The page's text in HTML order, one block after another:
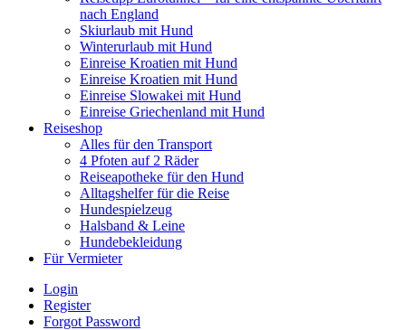
nach England
Skiurlaub mit Hund
Winterurlaub mit Hund
Einreise Kroatien mit Hund
Einreise Kroatien mit Hund
Einreise Slowakei mit Hund
Einreise Griechenland mit Hund
Reiseshop
Alles für den Transport
4 Pfoten auf 2 Räder
Reiseapotheke für den Hund
Alltagshelfer für die Reise
Hundespielzeug
Halsband & Leine
Hundebekleidung
Für Vermieter
Login
Register
Forgot Password